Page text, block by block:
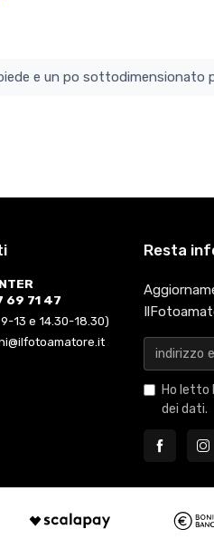
il treppiede e un po
69 71 47
13 e 14.30-18.30)
Resta
Ho
dei dati.